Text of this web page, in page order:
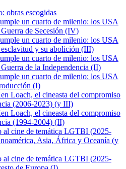
obras escogidas
un cuarto de milenio: los USA
de Secesión (IV)
un cuarto de milenio: los USA
y su abolición (III)
un cuarto de milenio: los USA
de la Independencia (II)
un cuarto de milenio: los USA
(I)
Loach, el cineasta del compromiso
(2006-2023) (y III)
Loach, el cineasta del compromiso
(1994-2004) (II)
al cine de temática LGTBI (2025-
Asia, África y Oceanía (y
al cine de temática LGTBI (2025-